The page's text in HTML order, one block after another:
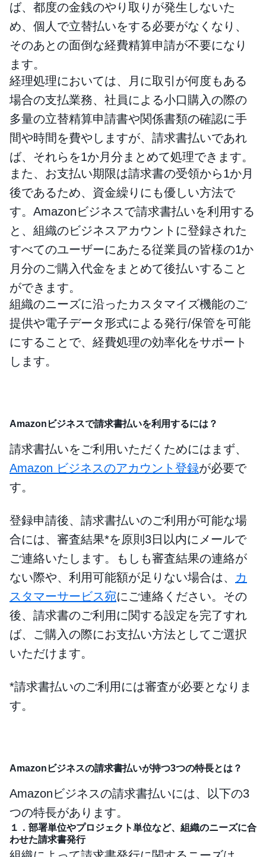
ば、都度の金銭のやり取りが発生しないた
め、個人で立替払いをする必要がなくなり、
そのあとの面倒な経費精算申請が不要になり
ます。
経理処理においては、月に取引が何度もある
場合の支払業務、社員による小口購入の際の
多量の立替精算申請書や関係書類の確認に手
間や時間を費やしますが、請求書払いであれ
ば、それらを1か月分まとめて処理できます。
また、お支払い期限は請求書の受領から1か月
後であるため、資金繰りにも優しい方法で
す。Amazonビジネスで請求書払いを利用する
と、組織のビジネスアカウントに登録された
すべてのユーザーにあたる従業員の皆様の1か
月分のご購入代金をまとめて後払いすること
ができます。
組織のニーズに沿ったカスタマイズ機能のご
提供や電子データ形式による発行/保管を可能
にすることで、経費処理の効率化をサポート
します。
Amazonビジネスで請求書払いを利用するには？
請求書払いをご利用いただくためにはまず、
Amazon ビジネスのアカウント登録が必要で
す。
登録申請後、請求書払いのご利用が可能な場
合には、審査結果*を原則3日以内にメールで
ご連絡いたします。もしも審査結果の連絡が
ない際や、利用可能額が足りない場合は、 カ
スタマーサービス宛にご連絡ください。その
後、請求書のご利用に関する設定を完了すれ
ば、ご購入の際にお支払い方法としてご選択
いただけます。
*請求書払いのご利用には審査が必要となりま
す。
Amazonビジネスの請求書払いが持つ3つの特長とは？
Amazonビジネスの請求書払いには、以下の3
つの特長があります。
１．部署単位やプロジェクト単位など、組織のニーズに合
わせた請求書発行